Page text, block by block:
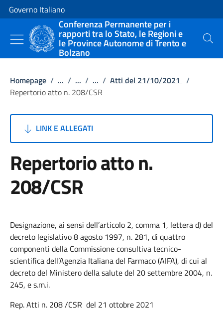
Vai al contenuto
Vai alla navigazione del sito
Governo Italiano
Conferenza Permanente per i
rapporti tra lo Stato, le Regioni e
le Province Autonome di Trento e
Bolzano
Cerca
Homepage / ... / ... / ... / Atti del 21/10/2021 /
Repertorio atto n. 208/CSR
LINK E ALLEGATI
Repertorio atto n.
208/CSR
Designazione, ai sensi dell’articolo 2, comma 1, lettera d) del
decreto legislativo 8 agosto 1997, n. 281, di quattro
componenti della Commissione consultiva tecnico-
scientifica dell’Agenzia Italiana del Farmaco (AIFA), di cui al
decreto del Ministero della salute del 20 settembre 2004, n.
245, e s.m.i.
Rep. Atti n. 208 /CSR del 21 ottobre 2021